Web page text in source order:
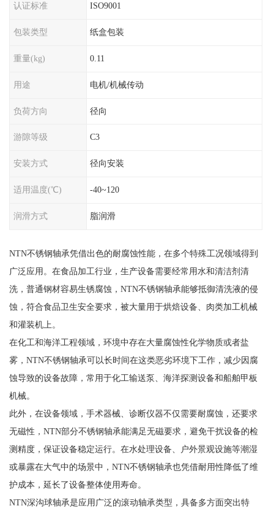
认证标准 ISO9001
包装类型 纸盒包装
重量(kg) 0.11
用途 电机/机械传动
负荷方向 径向
游隙等级 C3
安装方式 径向安装
适用温度(℃) -40~120
润滑方式 脂润滑
NTN不锈钢轴承凭借出色的耐腐蚀性能，在多个特殊工况领域得到
广泛应用。在食品加工行业，生产设备需要经常用水和清洁剂清
洗，普通钢材容易生锈腐蚀，NTN不锈钢轴承能够抵御清洗液的侵
蚀，符合食品卫生安全要求，被大量用于烘焙设备、肉类加工机械
和灌装机上。
在化工和海洋工程领域，环境中存在大量腐蚀性化学物质或者盐
雾，NTN不锈钢轴承可以长时间在这类恶劣环境下工作，减少因腐
蚀导致的设备故障，常用于化工输送泵、海洋探测设备和船舶甲板
机械。
此外，在设备领域，手术器械、诊断仪器不仅需要耐腐蚀，还要求
无磁性，NTN部分不锈钢轴承能满足无磁要求，避免干扰设备的检
测精度，保证设备稳定运行。在水处理设备、户外景观设施等潮湿
或暴露在大气中的场景中，NTN不锈钢轴承也凭借耐用性降低了维
护成本，延长了设备整体使用寿命。
NTN深沟球轴承是应用广泛的滚动轴承类型，具备多方面突出特